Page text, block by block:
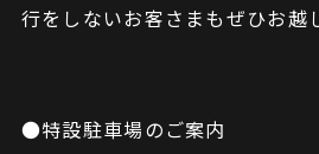
行をしないお客さまもぜひお越
●特設駐車場のご案内